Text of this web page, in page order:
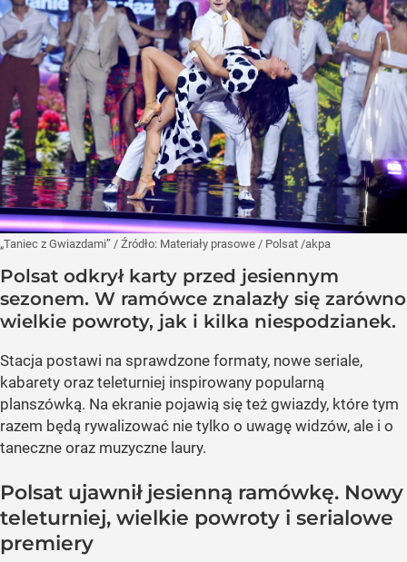
„Taniec z Gwiazdami” / Źródło: Materiały prasowe / Polsat /akpa
Polsat odkrył karty przed jesiennym
sezonem. W ramówce znalazły się zarówno
wielkie powroty, jak i kilka niespodzianek.
Stacja postawi na sprawdzone formaty, nowe seriale,
kabarety oraz teleturniej inspirowany popularną
planszówką. Na ekranie pojawią się też gwiazdy, które tym
razem będą rywalizować nie tylko o uwagę widzów, ale i o
taneczne oraz muzyczne laury.
Polsat ujawnił jesienną ramówkę. Nowy
teleturniej, wielkie powroty i serialowe
premiery